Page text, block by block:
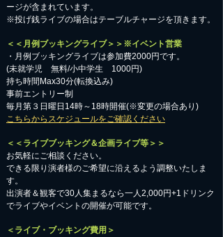
ージが含まれています。
※投げ銭ライブの場合はテーブルチャージを頂きます。
＜＜月例ブッキングライブ＞＞※イベント営業
・月例ブッキングライブは参加費2000円です。
​(未就学児 無料/小中学生 1000円)
持ち時間Max30分(転換込み)
事前エントリー制
毎月第３日曜日14時～18時開催(※変更の場合あり)
こちらからスケジュールをご確認ください
＜＜ライブブッキング＆企画ライブ等＞＞
お気軽にご相談ください。​
​できる限り演者様のご希望に沿えるよう調整いたしま
す。
出演者＆観客で30人集まるなら一人2,000円+1ドリンク
でライブやイベントの開催が可能です。
＜ライブ・ブッキング費用＞